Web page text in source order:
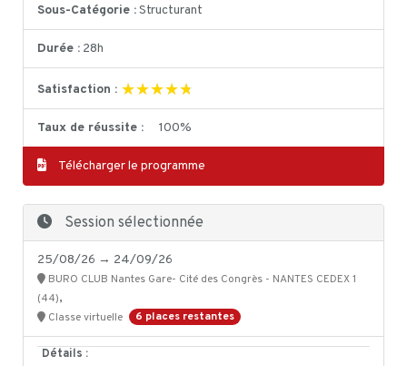
Sous-Catégorie :Structurant
Durée : 28h
Satisfaction : ★★★★★
★★★★★
Taux de réussite : 100%
Télécharger le programme
Session sélectionnée
25/08/26 → 24/09/26
BURO CLUB Nantes Gare- Cité des Congrès - NANTES CEDEX 1
(44),
Classe virtuelle 6 places restantes
Détails :